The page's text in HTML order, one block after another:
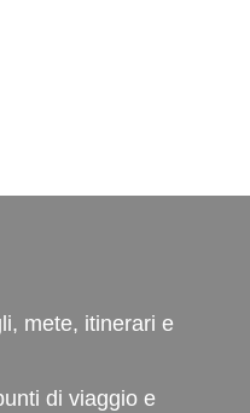
mete, itinerari e
di viaggio e